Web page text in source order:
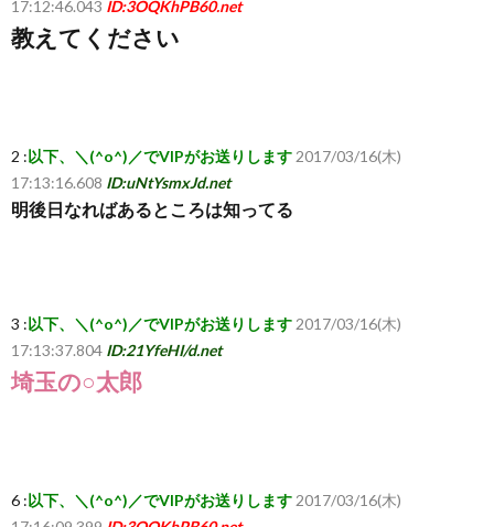
17:12:46.043 ID:3OQKhPB60.net
教えてください
2 :以下、＼(^o^)／でVIPがお送りします 2017/03/16(木)
17:13:16.608 ID:uNtYsmxJd.net
明後日なればあるところは知ってる
3 :以下、＼(^o^)／でVIPがお送りします 2017/03/16(木)
17:13:37.804 ID:21YfeHI/d.net
埼玉の○太郎
6 :以下、＼(^o^)／でVIPがお送りします 2017/03/16(木)